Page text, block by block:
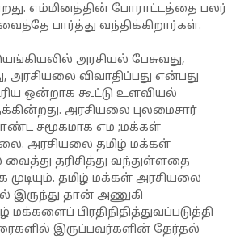
எம்மினத்தின் போராட்டத்தை பலர்
பார்த்து வந்திக்கிறார்கள்.
அரசியல் பேசுவது,
அரசியலை விவாதிப்பது என்பது
ஒன்றாக கூட்டு உளவியல்
அரசியலை புலமைசார்
சமூகமாக எம ;மக்கள்
அரசியலை தமிழ் மக்கள்
தரிசித்து வந்துள்ளதை
தமிழ் மக்கள் அரசியலை
இருந்து தான் அணுகி
மக்களைப் பிரதிநிதித்துவப்படுத்தி
இருப்பவர்களின் தேர்தல்